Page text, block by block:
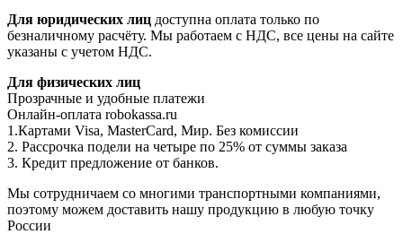
Для юридических лиц доступна оплата только по
безналичному расчёту. Мы работаем с НДС, все цены на сайте
указаны с учетом НДС.
Для физических лиц
Прозрачные и удобные платежи
Онлайн-оплата robokassa.ru
1.Картами Visa, MasterCard, Мир. Без комиссии
2. Рассрочка подели на четыре по 25% от суммы заказа
3. Кредит предложение от банков.
Мы сотрудничаем со многими транспортными компаниями,
поэтому можем доставить нашу продукцию в любую точку
России